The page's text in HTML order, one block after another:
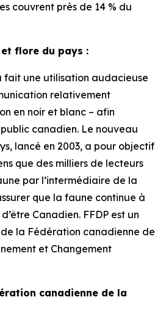
couvrent près de 14 % du
flore du pays :
fait une utilisation audacieuse
relativement
en noir et blanc – afin
canadien. Le nouveau
lancé en 2003, a pour objectif
que des milliers de lecteurs
par l’intermédiaire de la
que la faune continue à
Canadien. FFDP est un
la Fédération canadienne de
et Changement
canadienne de la